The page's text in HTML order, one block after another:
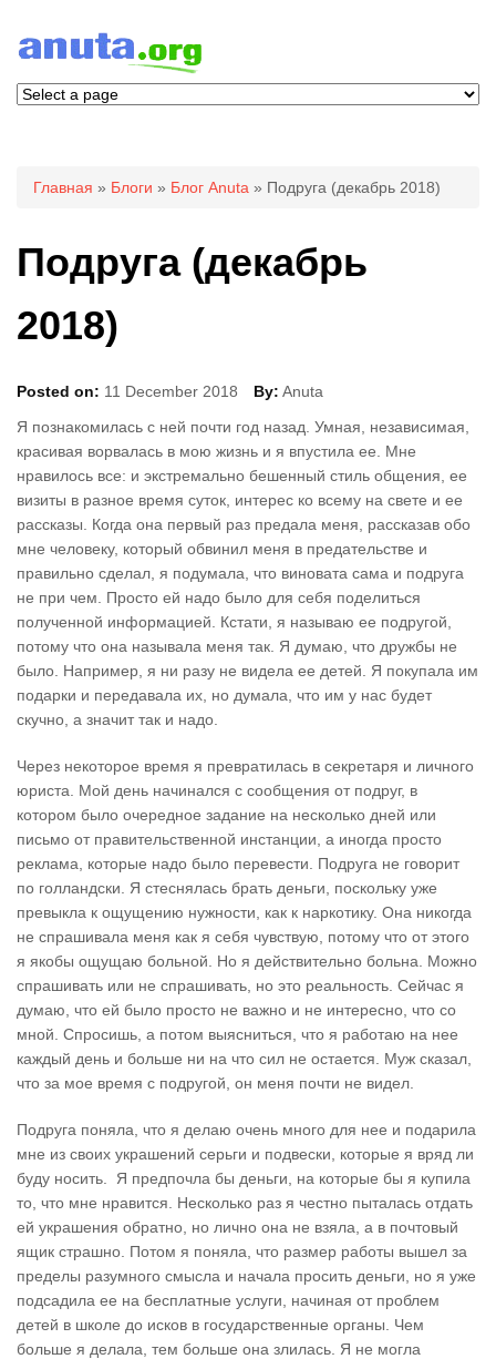
Вы здесь
Главная » Блоги » Блог Anuta » Подруга (декабрь 2018)
Подруга (декабрь
2018)
Posted on: 11 December 2018 By: Anuta
Я познакомилась с ней почти год назад. Умная, независимая,
красивая ворвалась в мою жизнь и я впустила ее. Мне
нравилось все: и экстремально бешенный стиль общения, ее
визиты в разное время суток, интерес ко всему на свете и ее
рассказы. Когда она первый раз предала меня, рассказав обо
мне человеку, который обвинил меня в предательстве и
правильно сделал, я подумала, что виновата сама и подруга
не при чем. Просто ей надо было для себя поделиться
полученной информацией. Кстати, я называю ее подругой,
потому что она называла меня так. Я думаю, что дружбы не
было. Например, я ни разу не видела ее детей. Я покупала им
подарки и передавала их, но думала, что им у нас будет
скучно, а значит так и надо.
Через некоторое время я превратилась в секретаря и личного
юриста. Мой день начинался с сообщения от подруг, в
котором было очередное задание на несколько дней или
письмо от правительственной инстанции, а иногда просто
реклама, которые надо было перевести. Подруга не говорит
по голландски. Я стеснялась брать деньги, поскольку уже
превыкла к ощущению нужности, как к наркотику. Она никогда
не спрашивала меня как я себя чувствую, потому что от этого
я якобы ощущаю больной. Но я действительно больна. Можно
спрашивать или не спрашивать, но это реальность. Сейчас я
думаю, что ей было просто не важно и не интересно, что со
мной. Спросишь, а потом выясниться, что я работаю на нее
каждый день и больше ни на что сил не остается. Муж сказал,
что за мое время с подругой, он меня почти не видел.
Подруга поняла, что я делаю очень много для нее и подарила
мне из своих украшений серьги и подвески, которые я вряд ли
буду носить. Я предпочла бы деньги, на которые бы я купила
то, что мне нравится. Несколько раз я честно пыталась отдать
ей украшения обратно, но лично она не взяла, а в почтовый
ящик страшно. Потом я поняла, что размер работы вышел за
пределы разумного смысла и начала просить деньги, но я уже
подсадила ее на бесплатные услуги, начиная от проблем
детей в школе до исков в государственные органы. Чем
больше я делала, тем больше она злилась. Я не могла